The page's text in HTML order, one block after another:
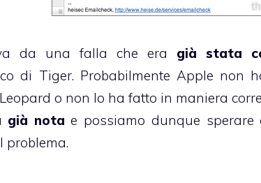
da una falla che era già stata
di Tiger. Probabilmente Apple non
o non lo ha fatto in maniera
già nota e possiamo dunque
problema.